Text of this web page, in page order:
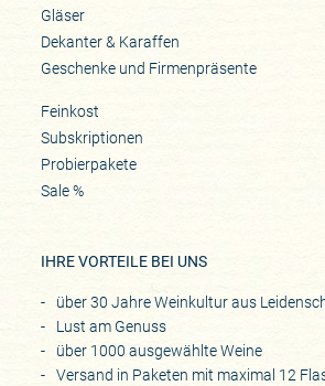
Gläser
Dekanter & Karaffen
Geschenke und Firmenpräsente
Feinkost
Subskriptionen
Probierpakete
Sale %
IHRE VORTEILE BEI UNS
über 30 Jahre Weinkultur aus
Lust am Genuss
über 1000 ausgewählte Weine
Versand in Paketen mit maximal 12